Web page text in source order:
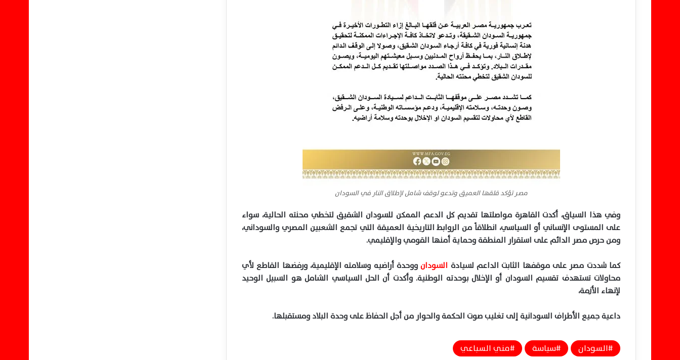
مصــر تؤكد قلقها العميق وتدعو لوقف شامل لإطلاق النار في السودان
وفي هذا السياق، أكدت القاهرة مواصلتها تقديم كل الدعم الممكن للسودان الشقيق لتخطي محنته الحالية، سواء
على المستوى الإنساني أو السياسي، انطلاقاً من الروابط التاريخية العميقة التي تجمع الشعبين المصري والسوداني،
ومن حرص مصر الدائم على استقرار المنطقة وحماية أمنها القومي والإقليمي.
كما شددت مصر على موقفها الثابت الداعم لسيادة السودانووحدة أراضيه وسلامته الإقليمية، ورفضها القاطع لأي
محاولات تستهدف تقسيم السودان أو الإخلال بوحدته الوطنية. وأكدت أن الحل السياسي الشامل هو السبيل الوحيد
لإنهاء الأزمة،
داعية جميع الأطراف السودانية إلى تغليب صوت الحكمة والحوار من أجل الحفاظ على وحدة البلاد ومستقبلها.
السودان سياسة مني السباعي